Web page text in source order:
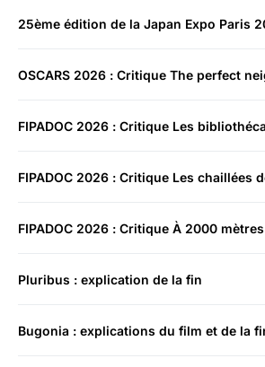
25ème édition de la Japan Expo Paris
OSCARS 2026 : Critique The perfect
FIPADOC 2026 : Critique Les
FIPADOC 2026 : Critique Les chaillées
FIPADOC 2026 : Critique À 2000
Pluribus : explication de la fin
Bugonia : explications du film et de la